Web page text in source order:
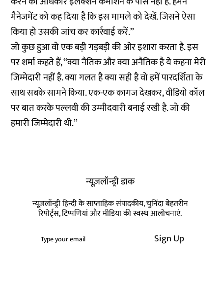
मैनेजमेंट को कह दिया है कि इस मामले को देखें. जिसने ऐसा
किया हो उसकी जांच कर कार्रवाई करें.’’
जो कुछ हुआ वो एक बड़ी गड़बड़ी की ओर इशारा करता है. इस
पर शर्मा कहते हैं, ‘‘क्या नैतिक और क्या अनैतिक है ये कहना मेरी
जिम्मेदारी नहीं है. क्या गलत है क्या सही है वो हमें पारदर्शिता के
साथ सबके सामने किया. एक-एक कागज देखकर, वीडियो कॉल
पर बात करके पल्लवी की उम्मीदवारी बनाई रखी है. जो की
हमारी जिम्मेदारी थी.’’
न्यूज़लॉन्ड्री डाक
न्यूज़लॉन्ड्री हिन्दी के साप्ताहिक संपादकीय, चुनिंदा बेहतरीन
रिपोर्ट्स, टिप्पणियां और मीडिया की स्वस्थ आलोचनाएं.
Sign Up